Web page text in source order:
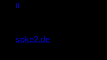
II
soke2.de